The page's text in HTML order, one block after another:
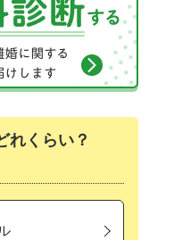
れくらい？